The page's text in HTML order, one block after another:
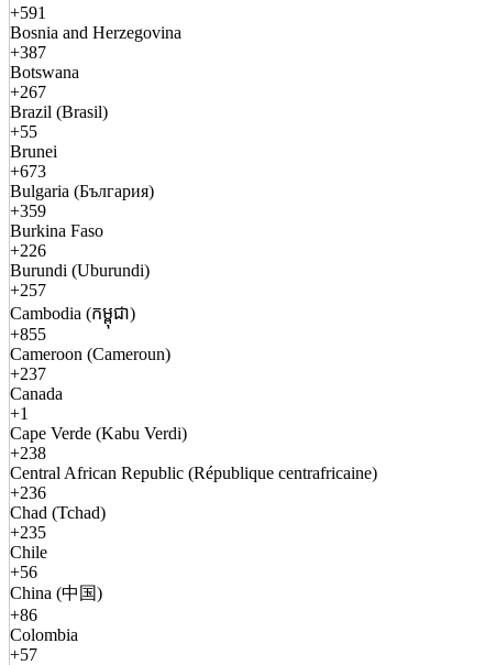
+591
Bosnia and Herzegovina
+387
Botswana
+267
Brazil (Brasil)
+55
Brunei
+673
Bulgaria (България)
+359
Burkina Faso
+226
Burundi (Uburundi)
+257
Cambodia (កម្ពុជា)
+855
Cameroon (Cameroun)
+237
Canada
+1
Cape Verde (Kabu Verdi)
+238
Central African Republic (République centrafricaine)
+236
Chad (Tchad)
+235
Chile
+56
China (中国)
+86
Colombia
+57